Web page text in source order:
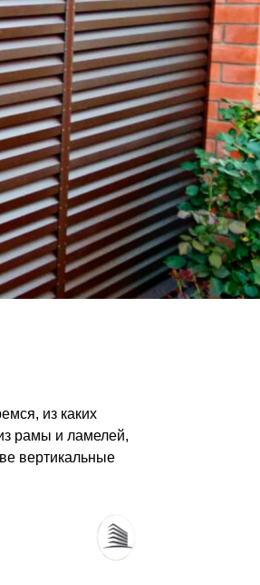
из каких
рамы и ламелей,
вертикальные